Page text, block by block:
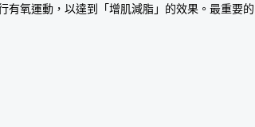
有氧運動，以達到「增肌減脂」的效果。最重要的